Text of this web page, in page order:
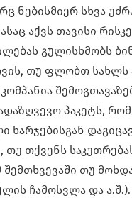
ნებისმიერ სხვა
აქვს თავისი
გულისხმობს
თუ ფლობთ სახლს
პაკეტს,
თუ თქვენს
შემთხვევაში თუ
ჩამოსვლა და